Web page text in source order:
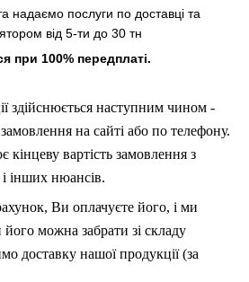
надаємо послуги по доставці та
від 5-ти до 30 тн
при 100% передплаті.
здійснюється наступним чином -
на сайті або по телефону.
вартість замовлення з
інших нюансів.
Ви оплачуєте його, і ми
можна забрати зі складу
доставку нашої продукції (за